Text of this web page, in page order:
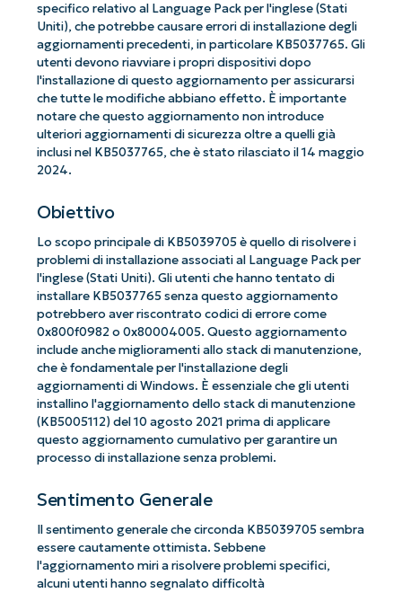
specifico relativo al Language Pack per l'inglese (Stati
Uniti), che potrebbe causare errori di installazione degli
aggiornamenti precedenti, in particolare KB5037765. Gli
utenti devono riavviare i propri dispositivi dopo
l'installazione di questo aggiornamento per assicurarsi
che tutte le modifiche abbiano effetto. È importante
notare che questo aggiornamento non introduce
ulteriori aggiornamenti di sicurezza oltre a quelli già
inclusi nel KB5037765, che è stato rilasciato il 14 maggio
2024.
Obiettivo
Lo scopo principale di KB5039705 è quello di risolvere i
problemi di installazione associati al Language Pack per
l'inglese (Stati Uniti). Gli utenti che hanno tentato di
installare KB5037765 senza questo aggiornamento
potrebbero aver riscontrato codici di errore come
0x800f0982 o 0x80004005. Questo aggiornamento
include anche miglioramenti allo stack di manutenzione,
che è fondamentale per l'installazione degli
aggiornamenti di Windows. È essenziale che gli utenti
installino l'aggiornamento dello stack di manutenzione
(KB5005112) del 10 agosto 2021 prima di applicare
questo aggiornamento cumulativo per garantire un
processo di installazione senza problemi.
Sentimento Generale
Il sentimento generale che circonda KB5039705 sembra
essere cautamente ottimista. Sebbene
l'aggiornamento miri a risolvere problemi specifici,
alcuni utenti hanno segnalato difficoltà